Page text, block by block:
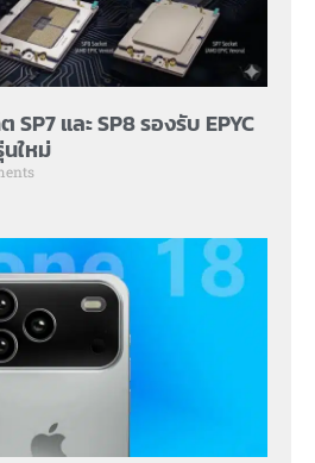
SP7 และ SP8 รองรับ EPYC
ใหม่